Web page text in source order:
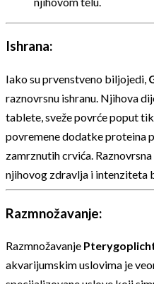
Ishrana:
Iako su prvenstveno biljojedi,
raznovrsnu ishranu. Njihova
tablete, sveže povrće poput
povremene dodatke proteina
zamrznutih crvića.
njihovog zdravlja i intenziteta
Razmnožavanje:
Razmnožavanje
akvarijumskim uslovima je